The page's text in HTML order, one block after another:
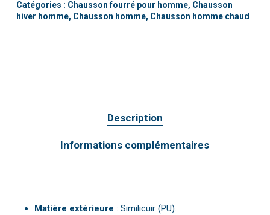
Catégories : Chausson fourré pour homme, Chausson
hiver homme, Chausson homme, Chausson homme chaud
Description
Informations complémentaires
Matière extérieure : Similicuir (PU).